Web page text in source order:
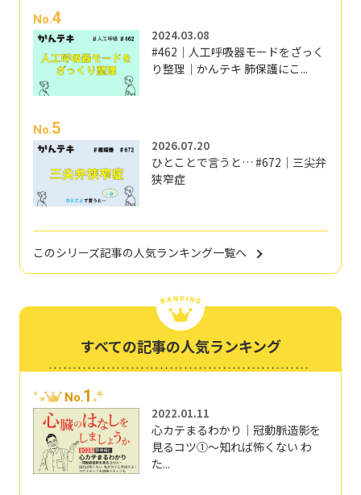
No.4
2024.03.08
#462｜人工呼吸器モードをざっく
り整理｜かんテキ 肺保護にこ...
No.5
2026.07.20
ひとことで言うと… #672｜三尖弁
狭窄症
このシリーズ記事の人気ランキング一覧へ
すべての記事の人気ランキング
No.1
2022.01.11
心カテまるわかり｜冠動脈造影を
見るコツ①～知れば怖くない わ
た...